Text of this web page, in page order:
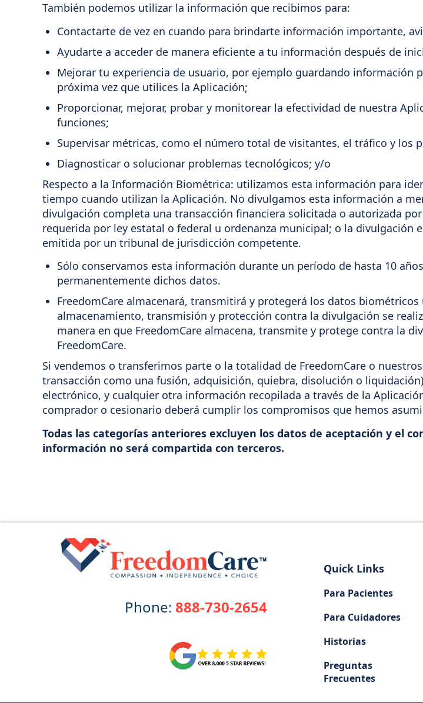
También podemos utilizar la información que recibimos para:
Contactarte de vez en cuando para brindarte información importante,
Ayudarte a acceder de manera eficiente a tu información después de
Mejorar tu experiencia de usuario, por ejemplo guardando información
próxima vez que utilices la Aplicación;
Proporcionar, mejorar, probar y monitorear la efectividad de nuestra
funciones;
Supervisar métricas, como el número total de visitantes, el tráfico y los
Diagnosticar o solucionar problemas tecnológicos; y/o
Respecto a la Información Biométrica: utilizamos esta información para
tiempo cuando utilizan la Aplicación. No divulgamos esta información a
divulgación completa una transacción financiera solicitada o autorizada
requerida por ley estatal o federal u ordenanza municipal; o la
emitida por un tribunal de jurisdicción competente.
Sólo conservamos esta información durante un período de hasta 10
permanentemente dichos datos.
FreedomCare almacenará, transmitirá y protegerá los datos
almacenamiento, transmisión y protección contra la divulgación se
manera en que FreedomCare almacena, transmite y protege contra la
FreedomCare.
Si vendemos o transferimos parte o la totalidad de FreedomCare o
transacción como una fusión, adquisición, quiebra, disolución o
electrónico, y cualquier otra información recopilada a través de la
comprador o cesionario deberá cumplir los compromisos que hemos
Todas las categorías anteriores excluyen los datos de aceptación y el
información no será compartida con terceros.
Phone: 888-730-2654
Quick Links
Para Pacientes
Para Cuidadores
Historias
Preguntas
Frecuentes